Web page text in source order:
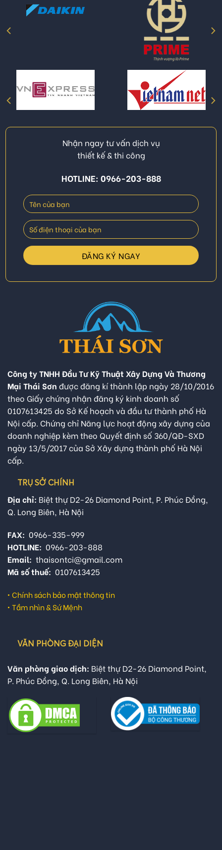
Nhận ngay tư vấn dịch vụ
thiết kế & thi công
HOTLINE: 0966-203-888
Công ty TNHH Đầu Tư Kỹ Thuật Xây Dựng Và Thương
Mại Thái Sơn được đăng kí thành lập ngày 28/10/2016
theo Giấy chứng nhận đăng ký kinh doanh số
0107613425 do Sở Kế hoạch và đầu tư thành phố Hà
Nội cấp. Chứng chỉ Năng lực hoạt động xây dựng của
doanh nghiệp kèm theo Quyết định số 360/QĐ-SXD
ngày 13/5/2017 của Sở Xây dựng thành phố Hà Nội
cấp.
TRỤ SỞ CHÍNH
Địa chỉ: Biệt thự D2-26 Diamond Point, P. Phúc Đồng,
Q. Long Biên, Hà Nội
FAX: 0966-335-999
HOTLINE: 0966-203-888
Email: thaisontci@gmail.com
Mã số thuế: 0107613425
• Chính sách bảo mật thông tin
• Tầm nhìn & Sứ Mệnh
VĂN PHÒNG ĐẠI DIỆN
Văn phòng giao dịch: Biệt thự D2-26 Diamond Point,
P. Phúc Đồng, Q. Long Biên, Hà Nội